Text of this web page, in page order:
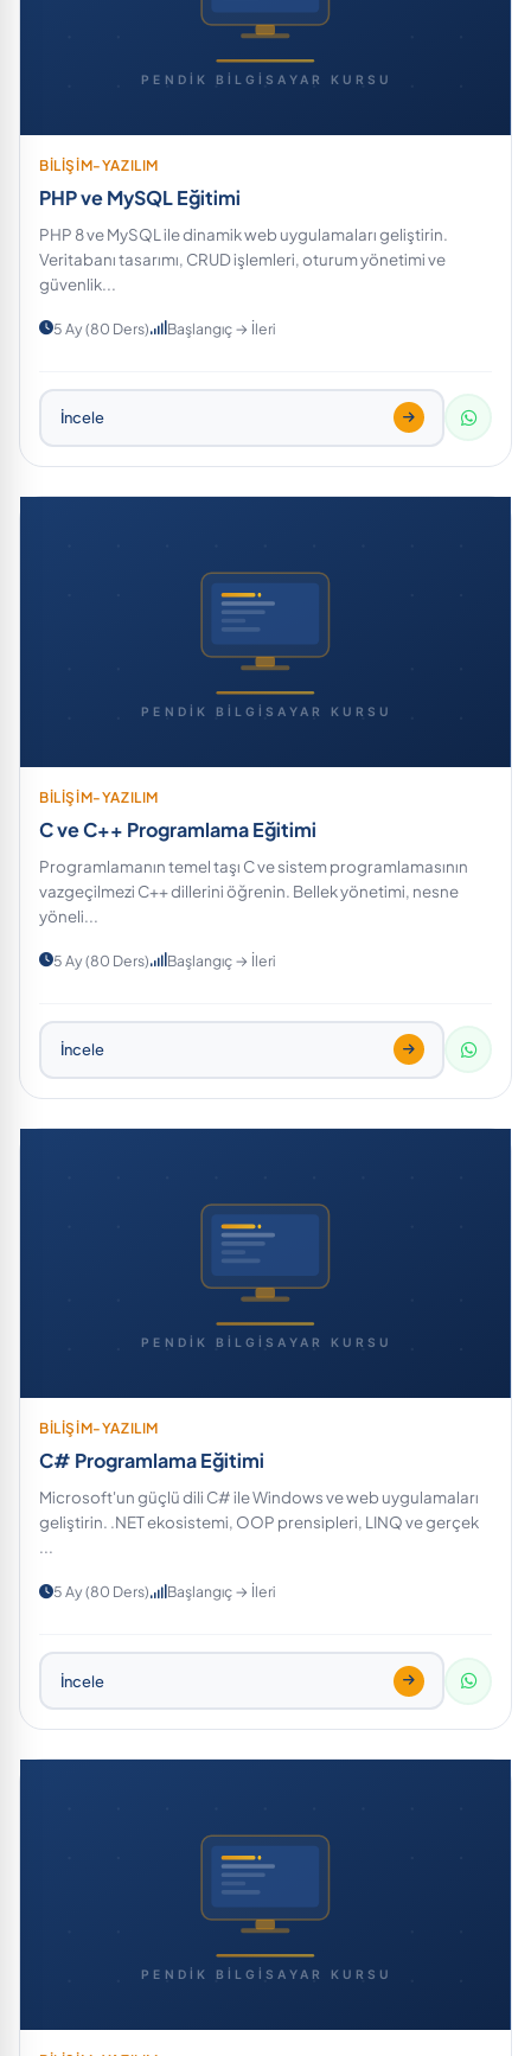
BİLİŞİM-YAZILIM
PHP ve MySQL Eğitimi
PHP 8 ve MySQL ile dinamik web uygulamaları geliştirin.
Veritabanı tasarımı, CRUD işlemleri, oturum yönetimi ve
güvenlik...
5 Ay (80 Ders) Başlangıç → İleri
İncele
BİLİŞİM-YAZILIM
C ve C++ Programlama Eğitimi
Programlamanın temel taşı C ve sistem programlamasının
vazgeçilmezi C++ dillerini öğrenin. Bellek yönetimi, nesne
yöneli...
5 Ay (80 Ders) Başlangıç → İleri
İncele
BİLİŞİM-YAZILIM
C# Programlama Eğitimi
Microsoft'un güçlü dili C# ile Windows ve web uygulamaları
geliştirin. .NET ekosistemi, OOP prensipleri, LINQ ve gerçek
...
5 Ay (80 Ders) Başlangıç → İleri
İncele